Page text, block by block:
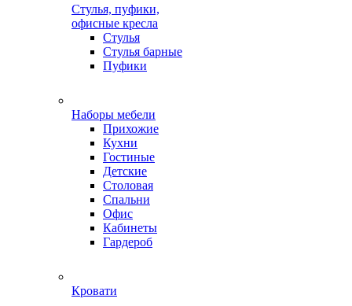
Стулья, пуфики,
офисные кресла
Стулья
Стулья барные
Пуфики
Наборы мебели
Прихожие
Кухни
Гостиные
Детские
Столовая
Спальни
Офис
Кабинеты
Гардероб
Кровати